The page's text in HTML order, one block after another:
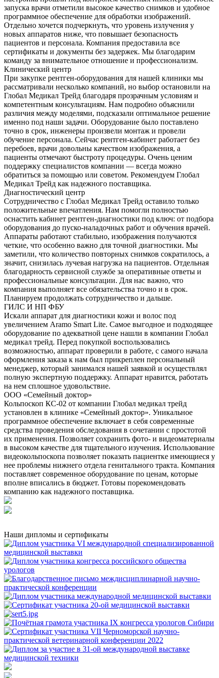
запуска врачи отметили высокое качество снимков и удобное
программное обеспечение для обработки изображений.
Отдельно хочется подчеркнуть, что уровень излучения у
новых аппаратов ниже, что повышает безопасность
пациентов и персонала. Компания предоставила все
сертификаты и документы без задержек. Мы благодарим
команду за внимательное отношение и профессионализм.
Клинический центр
При закупке рентген-оборудования для нашей клиники мы
рассматривали несколько компаний, но выбор остановили на
Глобал Медикал Трейд благодаря прозрачным условиям и
компетентным консультациям. Нам подробно объяснили
различия между моделями, подсказали оптимальное решение
именно под наши задачи. Оборудование было поставлено
точно в срок, инженеры произвели монтаж и провели
обучение персонала. Сейчас рентген-кабинет работает без
перебоев, врачи довольны качеством изображения, а
пациенты отмечают быстроту процедуры. Очень ценим
поддержку специалистов компании — всегда можно
обратиться за помощью или советом. Рекомендуем Глобал
Медикал Трейд как надежного поставщика.
Диагностический центр
Сотрудничество с Глобал Медикал Трейд оставило только
положительные впечатления. Нам помогли полностью
оснастить кабинет рентген-диагностики под ключ: от подбора
оборудования до пуско-наладочных работ и обучения врачей.
Аппараты работают стабильно, изображения получаются
четкие, что особенно важно для точной диагностики. Мы
заметили, что количество повторных снимков сократилось, а
значит, снизилась лучевая нагрузка на пациентов. Отдельная
благодарность сервисной службе за оперативные ответы и
профессиональные консультации. Для нас важно, что
компания выполняет все обязательства точно и в срок.
Планируем продолжать сотрудничество и дальше.
ГИЛС И НП ФБУ
Искали аппарат для диагностики кожи и волос под
увеличением Aramo Smart Lite. Самое выгодное и подходящее
оборудование по адекватной цене нашли в компании Глобал
медикал трейд. Перед покупкой воспользовались
возможностью, аппарат проверили в работе, с самого начала
оформления заказа к нам был прикреплен персональный
менеджер, который занимался нашей заявкой и осуществлял
полную экспертную поддержку. Аппарат нравится, работать
на нем сплошное удовольствие.
ООО «Семейный доктор»
Кольпоскоп КС-02 от компании Глобал медикал трейд
установлен в клинике «Семейный доктор». Уникальное
программное обеспечение включает в себя современные
средства проведения обследования в сочетании с простотой
их применения. Позволяет сохранить фото- и видеоматериалы
в высоком качестве для тщательного изучения. Использование
видеокольпоскопа позволяет показать пациентке имеющиеся у
нее проблемы нижнего отдела генитального тракта. Компания
поставляет современное оборудование по ценам, которые
вполне вписались в бюджет. Готовы порекомендовать
компанию как надежного поставщика.
Наши дипломы и сертификаты